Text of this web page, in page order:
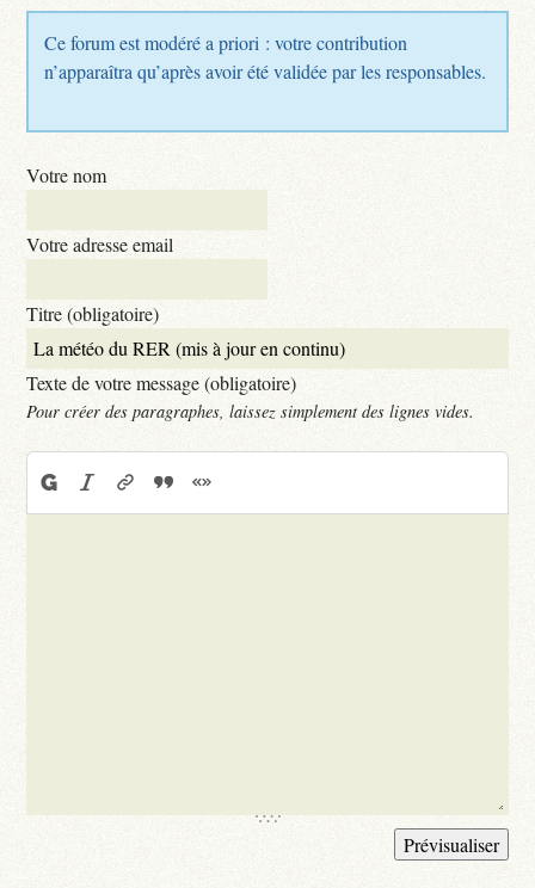
Ce forum est modéré a priori : votre contribution
n’apparaîtra qu’après avoir été validée par les responsables.
Votre nom
Votre adresse email
Titre (obligatoire)
Texte de votre message (obligatoire)
Pour créer des paragraphes, laissez simplement des lignes vides.